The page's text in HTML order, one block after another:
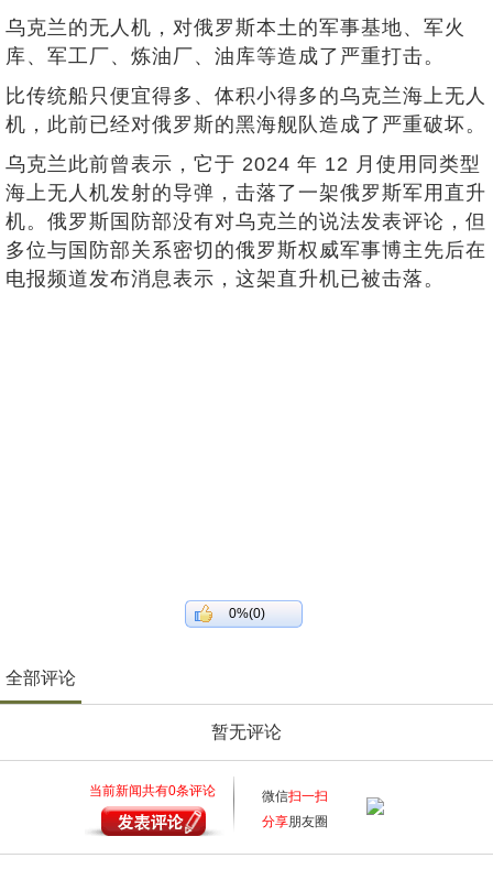
乌克兰的无人机，对俄罗斯本土的军事基地、军火
库、军工厂、炼油厂、油库等造成了严重打击。
比传统船只便宜得多、体积小得多的乌克兰海上无人
机，此前已经对俄罗斯的黑海舰队造成了严重破坏。
乌克兰此前曾表示，它于 2024 年 12 月使用同类型
海上无人机发射的导弹，击落了一架俄罗斯军用直升
机。俄罗斯国防部没有对乌克兰的说法发表评论，但
多位与国防部关系密切的俄罗斯权威军事博主先后在
电报频道发布消息表示，这架直升机已被击落。
0%(0)
全部评论
暂无评论
当前新闻共有0条评论 微信扫一扫
分享朋友圈